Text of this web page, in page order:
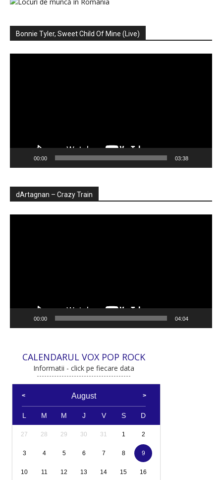
Bonnie Tyler, Sweet Child Of Mine (Live)
00:00 03:38
dArtagnan – Crazy Train
00:00 04:04
CALENDARUL VOX POP ROCK
Informatii - click pe fiecare data
August
L M M J V S D
27 28 29 30 31 1 2
3 4 5 6 7 8 9
10 11 12 13 14 15 16